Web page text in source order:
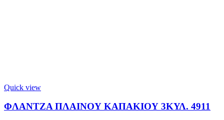
Quick view
ΦΛΑΝΤΖΑ ΠΛΑΙΝΟΥ ΚΑΠΑΚΙΟΥ 3ΚΥΛ. 4911